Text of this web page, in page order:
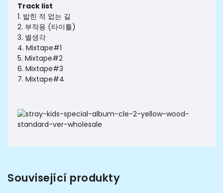
Track list
1. 밟힌 적 없는 길
2. 부작용 (타이틀)
3. 별생각
4. Mixtape#1
5. Mixtape#2
6. Mixtape#3
7. Mixtape#4
Související produkty